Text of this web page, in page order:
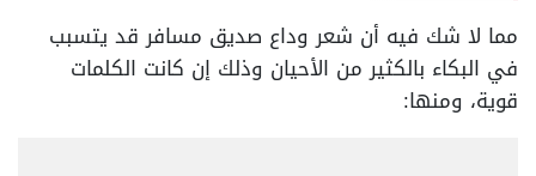
مما لا شك فيه أن شعر وداع صديق مسافر قد يتسبب
في البكاء بالكثير من الأحيان وذلك إن كانت الكلمات
قوية، ومنها: